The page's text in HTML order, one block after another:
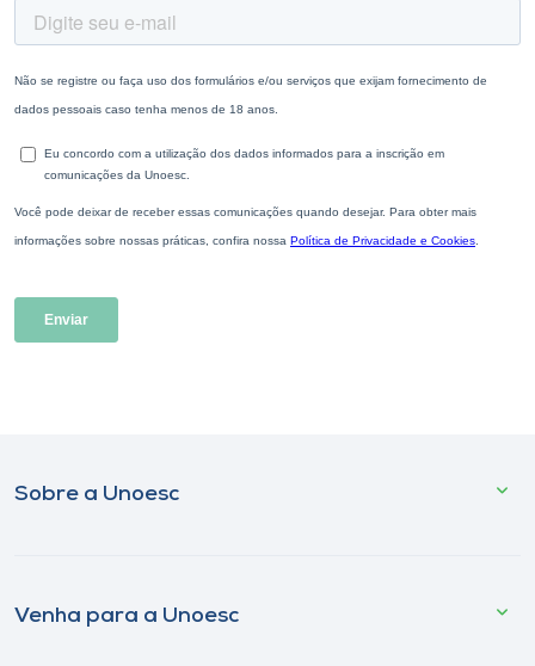
Sobre a Unoesc
Venha para a Unoesc